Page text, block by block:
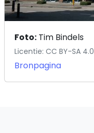
Foto: Tim Bindels
Licentie: CC BY-SA 4.0
Bronpagina